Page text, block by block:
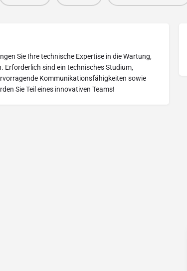
Sie Ihre technische Expertise in die Wartung,
Erforderlich sind ein technisches Studium,
Kommunikationsfähigkeiten sowie
Sie Teil eines innovativen Teams!